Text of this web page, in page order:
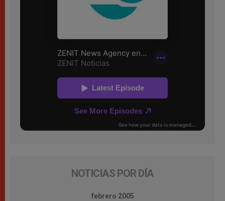
NOTICIAS POR DÍA
febrero 2005